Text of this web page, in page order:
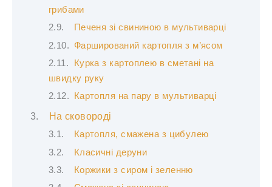
грибами
Печеня зі свининою в мультиварці
Фарширований картопля з м’ясом
Курка з картоплею в сметані на
швидку руку
Картопля на пару в мультиварці
На сковороді
Картопля, смажена з цибулею
Класичні деруни
Коржики з сиром і зеленню